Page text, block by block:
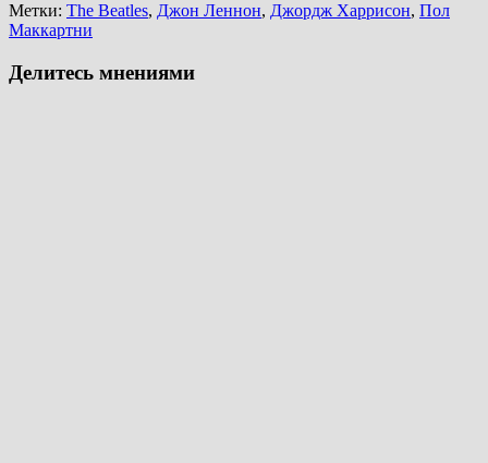
Метки: The Beatles, Джон Леннон, Джордж Харрисон, Пол
Маккартни
Делитесь мнениями